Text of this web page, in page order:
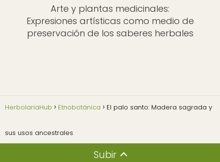
Arte y plantas medicinales:
Expresiones artísticas como medio de
preservación de los saberes herbales
HerbolariaHub Etnobotánica El palo santo: Madera sagrada y
sus usos ancestrales
Subir